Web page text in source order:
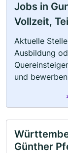
Jobs in
Vollzeit,
Aktuelle
Ausbildung
und
Günther